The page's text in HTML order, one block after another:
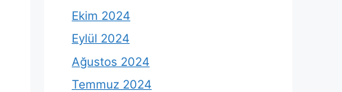
Ekim 2024
Eylül 2024
Ağustos 2024
Temmuz 2024